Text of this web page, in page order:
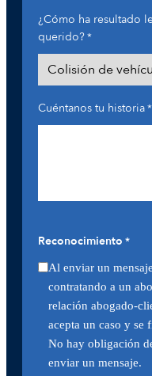
¿Cómo ha resultado
querido?*
Cuéntanos tu historia*
Reconocimiento *
Al enviar un
contratando a un
relación abogado-
acepta un caso y se
No hay obligación
enviar un mensaje.